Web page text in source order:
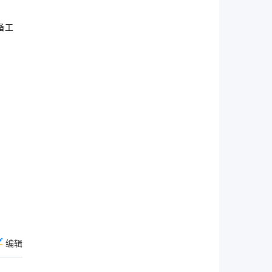
工
编辑